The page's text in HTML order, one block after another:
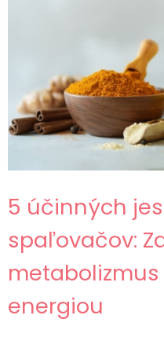
5 účinných
spaľovačov:
energiou